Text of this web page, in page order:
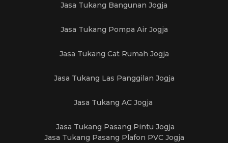
Jasa Tukang Bangunan Jogja
Jasa Tukang Pompa Air Jogja
Jasa Tukang Cat Rumah Jogja
Jasa Tukang Las Panggilan Jogja
Jasa Tukang AC Jogja
Jasa Tukang Pasang Pintu Jogja
Jasa Tukang Pasang Plafon PVC Jogja